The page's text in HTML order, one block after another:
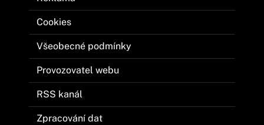
Cookies
Všeobecné podmínky
Provozovatel webu
RSS kanál
Zpracování dat